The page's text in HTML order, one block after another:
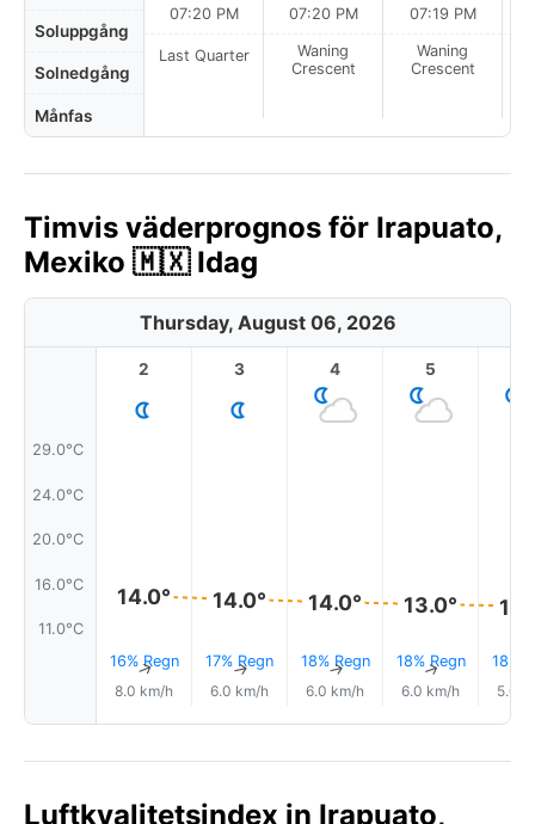
Soluppgång
Solnedgång
Månfas
07:20 PM
Last Quarter
07:20 PM
Waning
Crescent
07:19 PM
Waning
Crescent
Timvis väderprognos för Irapuato,
Mexiko 🇲🇽 Idag
Thursday, August 06, 2026
29.0°C
24.0°C
20.0°C
16.0°C
11.0°C
2
14.0°
16% Regn
↑
8.0 km/h
3
14.0°
17% Regn
↑
6.0 km/h
4
14.0°
18% Regn
↑
6.0 km/h
5
13.0°
18% Regn
↑
6.0 km/h
18%
5.0
Luftkvalitetsindex in Irapuato,